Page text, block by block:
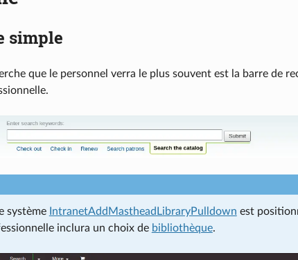
simple
que le personnel verra le plus souvent est la barre de
système IntranetAddMastheadLibraryPulldown est
inclura un choix de bibliothèque.